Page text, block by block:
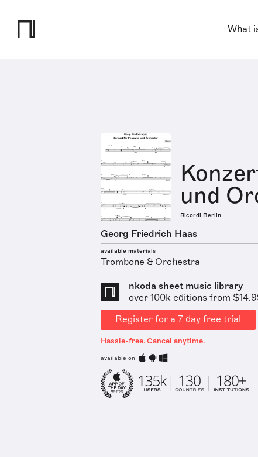
What
und
Ricordi Berlin
Georg Friedrich Haas
available materials
Trombone & Orchestra
nkoda sheet music library
over 100k editions from
Register for a 7 day free trial
Hassle-free. Cancel anytime.
available on